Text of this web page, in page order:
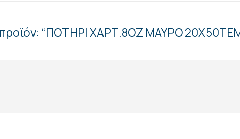
προϊόν: “ΠΟΤΗΡΙ ΧΑΡΤ.8ΟΖ ΜΑΥΡΟ